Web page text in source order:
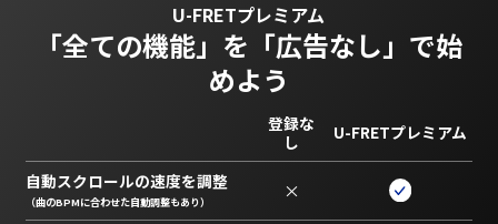
U-FRETプレミアム
「全ての機能」を 「広告なし」で始
めよう
登録な
し
U-FRETプレミアム
自動スクロールの速度を調整
（曲のBPMに合わせた自動調整もあり） ×